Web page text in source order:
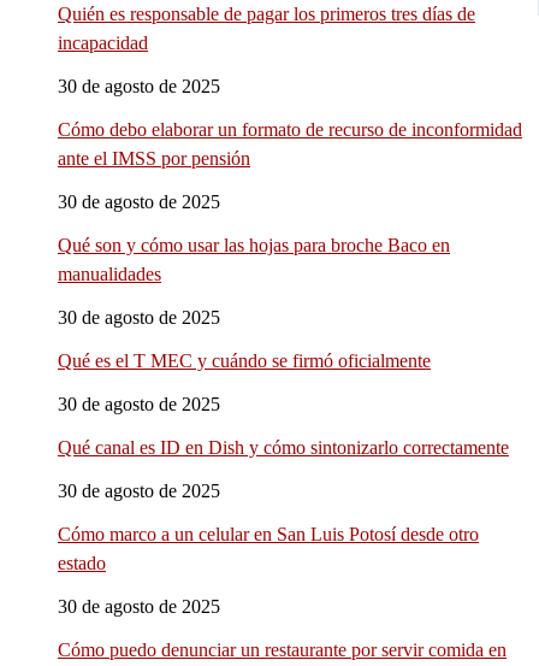
Quién es responsable de pagar los primeros tres días de
incapacidad
30 de agosto de 2025
Cómo debo elaborar un formato de recurso de inconformidad
ante el IMSS por pensión
30 de agosto de 2025
Qué son y cómo usar las hojas para broche Baco en
manualidades
30 de agosto de 2025
Qué es el T MEC y cuándo se firmó oficialmente
30 de agosto de 2025
Qué canal es ID en Dish y cómo sintonizarlo correctamente
30 de agosto de 2025
Cómo marco a un celular en San Luis Potosí desde otro
estado
30 de agosto de 2025
Cómo puedo denunciar un restaurante por servir comida en